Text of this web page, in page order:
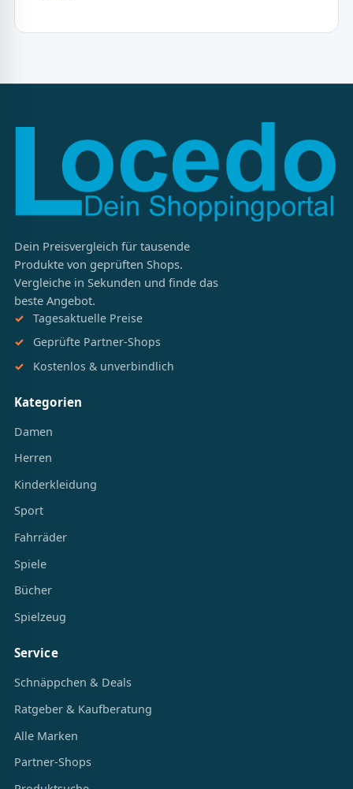
Dein Preisvergleich für tausende
Produkte von geprüften Shops.
Vergleiche in Sekunden und finde das
beste Angebot.
Tagesaktuelle Preise
Geprüfte Partner-Shops
Kostenlos & unverbindlich
Kategorien
Damen
Herren
Kinderkleidung
Sport
Fahrräder
Spiele
Bücher
Spielzeug
Service
Schnäppchen & Deals
Ratgeber & Kaufberatung
Alle Marken
Partner-Shops